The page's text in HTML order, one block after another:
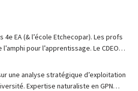
4e EA (& l’école Etchecopar). Les profs
pour l’apprentissage. Le CDEO…
une analyse stratégique d’exploitation
Expertise naturaliste en GPN…